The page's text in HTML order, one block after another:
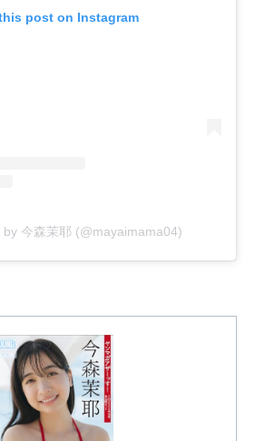
post on Instagram
今森茉耶 (@mayaimama04)